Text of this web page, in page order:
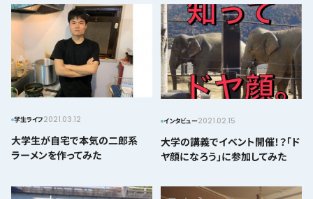
学生ライフ2021.03.12
大学生が自宅で本気の二郎系
ラーメンを作ってみた
インタビュー2021.02.15
大学の講義でイベント開催！？「ド
ヤ顔になろう」に参加してみた